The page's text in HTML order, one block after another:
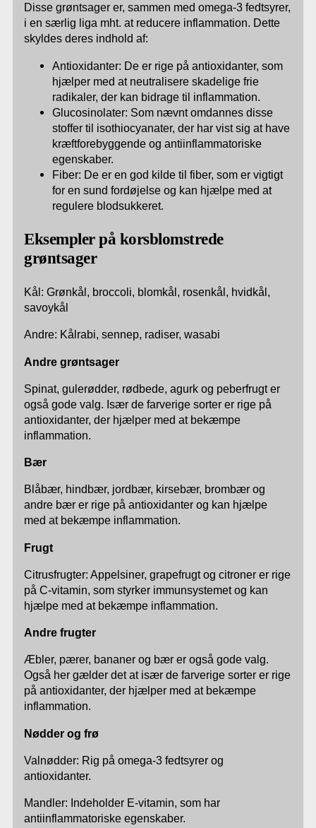
Disse grøntsager er, sammen med omega-3 fedtsyrer,
i en særlig liga mht. at reducere inflammation. Dette
skyldes deres indhold af:
Antioxidanter: De er rige på antioxidanter, som
hjælper med at neutralisere skadelige frie
radikaler, der kan bidrage til inflammation.
Glucosinolater: Som nævnt omdannes disse
stoffer til isothiocyanater, der har vist sig at have
kræftforebyggende og antiinflammatoriske
egenskaber.
Fiber: De er en god kilde til fiber, som er vigtigt
for en sund fordøjelse og kan hjælpe med at
regulere blodsukkeret.
Eksempler på korsblomstrede
grøntsager
Kål: Grønkål, broccoli, blomkål, rosenkål, hvidkål,
savoykål
Andre: Kålrabi, sennep, radiser, wasabi
Andre grøntsager
Spinat, gulerødder, rødbede, agurk og peberfrugt er
også gode valg. Især de farverige sorter er rige på
antioxidanter, der hjælper med at bekæmpe
inflammation.
Bær
Blåbær, hindbær, jordbær, kirsebær, brombær og
andre bær er rige på antioxidanter og kan hjælpe
med at bekæmpe inflammation.
Frugt
Citrusfrugter: Appelsiner, grapefrugt og citroner er rige
på C-vitamin, som styrker immunsystemet og kan
hjælpe med at bekæmpe inflammation.
Andre frugter
Æbler, pærer, bananer og bær er også gode valg.
Også her gælder det at især de farverige sorter er rige
på antioxidanter, der hjælper med at bekæmpe
inflammation.
Nødder og frø
Valnødder: Rig på omega-3 fedtsyrer og
antioxidanter.
Mandler: Indeholder E-vitamin, som har
antiinflammatoriske egenskaber.